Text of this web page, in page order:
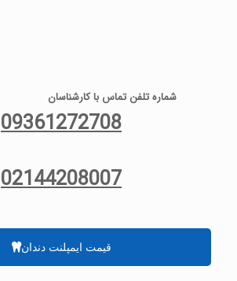
شماره تلفن تماس با کارشناسان
09361272708
02144208007
قیمت ایمپلنت دندان